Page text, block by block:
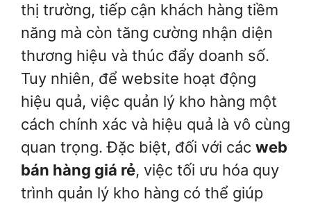
thị trường, tiếp cận khách hàng tiềm
năng mà còn tăng cường nhận diện
thương hiệu và thúc đẩy doanh số.
Tuy nhiên, để website hoạt động
hiệu quả, việc quản lý kho hàng một
cách chính xác và hiệu quả là vô cùng
quan trọng. Đặc biệt, đối với các web
bán hàng giá rẻ, việc tối ưu hóa quy
trình quản lý kho hàng có thể giúp